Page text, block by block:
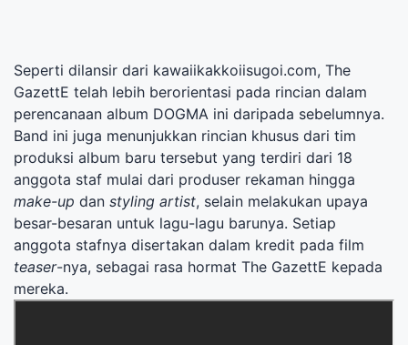
Seperti dilansir dari kawaiikakkoiisugoi.com, The
GazettE telah lebih berorientasi pada rincian dalam
perencanaan album DOGMA ini daripada sebelumnya.
Band ini juga menunjukkan rincian khusus dari tim
produksi album baru tersebut yang terdiri dari 18
anggota staf mulai dari produser rekaman hingga
make-up dan styling artist, selain melakukan upaya
besar-besaran untuk lagu-lagu barunya. Setiap
anggota stafnya disertakan dalam kredit pada film
teaser-nya, sebagai rasa hormat The GazettE kepada
mereka.